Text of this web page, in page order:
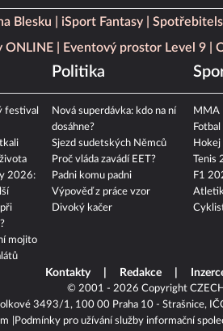
Blesku iSport Fantasy
ONLINE Eventový prostor Level 9
festival
2026:
mojito
Politika
Nová superdávka: kdo na ní
dosáhne?
Sjezd sudetských Němců
Proč vláda zavádí EET?
Padni komu padni
Výpověď z práce vzor
Divoký kačer
MMA
Tenis
F1
Kontakty Redakce
© 2001 - 2026 Copyright
3493/1, 100 00 Praha 10 - Strašnice,
Podmínky pro užívání služby informační